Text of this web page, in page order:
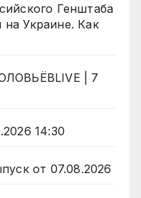
Генштаба
на Украине. Как
| 7
14:30
от 07.08.2026